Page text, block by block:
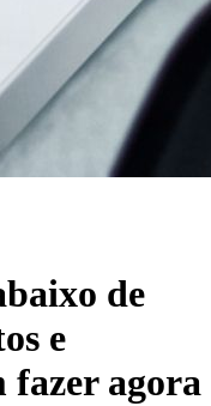
de
e
fazer agora